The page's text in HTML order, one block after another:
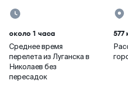
около 1 часа
Среднее время
перелета из Луганска в
Николаев без
пересадок
577